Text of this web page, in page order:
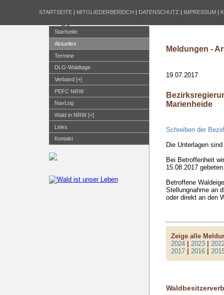
STARTSEITE | MITGLIEDERBEREICH | DATENSCHUTZ | IMPRESSUM |
Startseite
Aktuelles
Termine
DLG-Waldtage
Verband [+]
PEFC NRW
NavLog
Wald in NRW [+]
Links
Kontakt
Meldungen -
19.07.2017
Marienheide
Schreiben der
Die Unterlagen
Bei Betroffenheit
15.08.2017
Betroffene
Stellungnahme an
oder direkt an den
Zeige alle
2024 |2023 |
2017 |2016 |